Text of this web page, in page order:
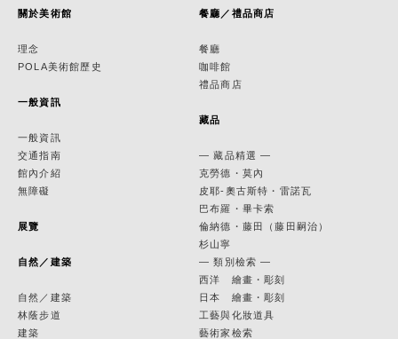
關於美術館
理念
POLA美術館歷史
一般資訊
一般資訊
交通指南
館內介紹
無障礙
展覽
自然／建築
自然／建築
林蔭步道
建築
餐廳／禮品商店
餐廳
咖啡館
禮品商店
藏品
— 藏品精選 —
克勞德・莫內
皮耶-奧古斯特・雷諾瓦
巴布羅・畢卡索
倫納德・藤田（藤田嗣治）
杉山寧
— 類別檢索 —
西洋 繪畫・彫刻
日本 繪畫・彫刻
工藝與化妝道具
藝術家檢索